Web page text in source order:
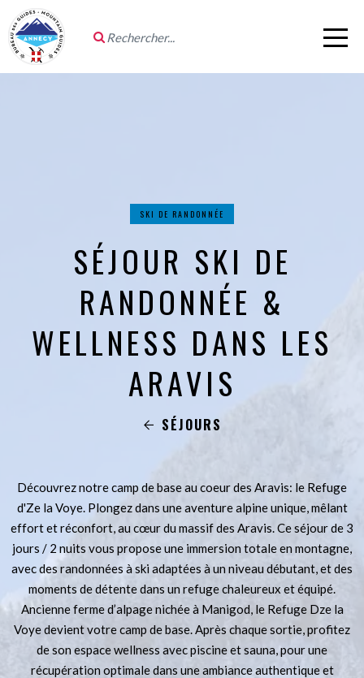
SKI DE RANDONNÉE
SÉJOUR SKI DE
RANDONNÉE &
WELLNESS DANS LES
ARAVIS
SÉJOURS
Découvrez notre camp de base au coeur des Aravis: le Refuge
d'Ze la Voye. Plongez dans une aventure alpine unique, mêlant
effort et réconfort, au cœur du massif des Aravis. Ce séjour de 3
jours / 2 nuits vous propose une immersion totale en montagne,
avec des randonnées à ski adaptées à un niveau débutant, et des
moments de détente dans un refuge chaleureux et équipé.
Ancienne ferme d’alpage nichée à Manigod, le Refuge Dze la
Voye devient votre camp de base. Après chaque sortie, profitez
de son espace wellness avec piscine et sauna, pour une
récupération optimale dans une ambiance authentique et